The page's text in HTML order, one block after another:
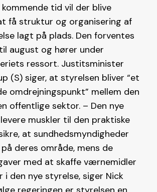
tid vil der blive
få struktur og organisering af
lagt på plads. Den forventes
august og hører under
ressort. Justitsminister
(S) siger, at styrelsen bliver “et
omdrejningspunkt” mellem den
offentlige sektor. – Den nye
muskler til den praktiske
at sundhedsmyndigheder
deres område, mens de
med at skaffe værnemidler
den nye styrelse, siger Nick